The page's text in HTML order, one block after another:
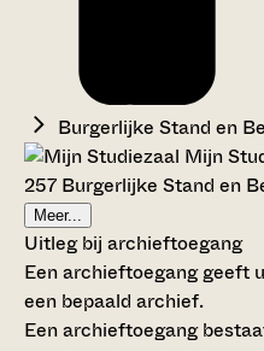
Burgerlijke Stand en
Mijn
257 Burgerlijke Stand en
Meer...
Uitleg bij archieftoegang
Een archieftoegang geeft
een bepaald archief.
Een archieftoegang